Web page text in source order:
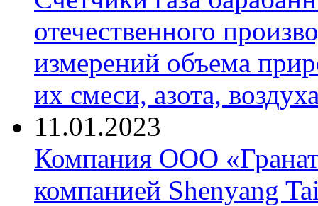
отечественного
измерений объема
их смеси, азота,
11.01.2023
Компания ООО
компанией Shenyang